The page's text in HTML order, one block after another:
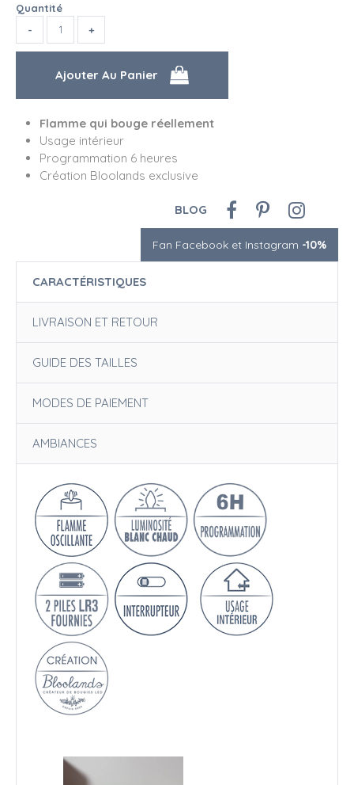
Quantité
Flamme qui bouge réellement
Usage intérieur
Programmation 6 heures
Création Bloolands exclusive
BLOG
Fan Facebook et Instagram -10%
CARACTÉRISTIQUES
LIVRAISON ET RETOUR
GUIDE DES TAILLES
MODES DE PAIEMENT
AMBIANCES